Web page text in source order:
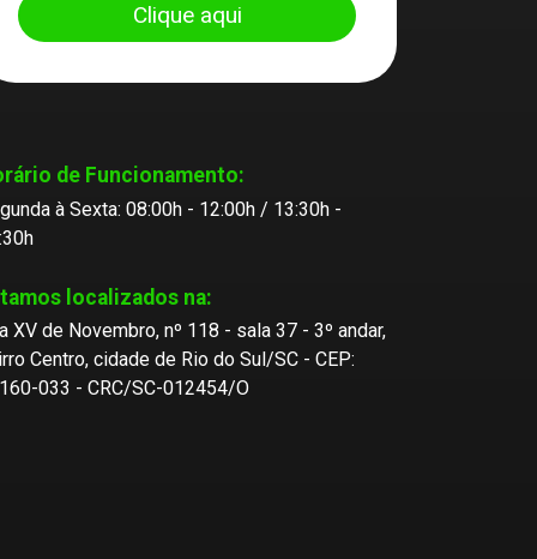
Clique aqui
de Funcionamento:
à Sexta: 08:00h - 12:00h / 13:30h -
localizados na:
XV de Novembro, nº 118 - sala 37 - 3º andar,
Centro, cidade de Rio do Sul/SC - CEP:
033 - CRC/SC-012454/O